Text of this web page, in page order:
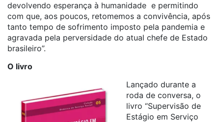
devolvendo esperança à humanidade e permitindo
com que, aos poucos, retomemos a convivência, após
tanto tempo de sofrimento imposto pela pandemia e
agravada pela perversidade do atual chefe de Estado
brasileiro”.
O livro
Lançado durante a
roda de conversa, o
livro “Supervisão de
Estágio em Serviço